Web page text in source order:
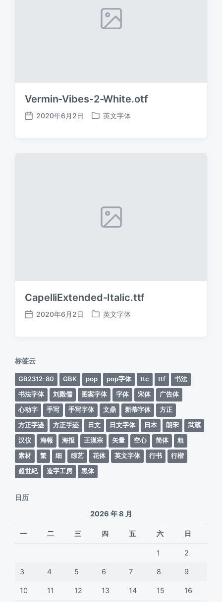
Vermin-Vibes-2-White.otf
发
2020年6月2日
发
英文字体
CapelliExtended-Italic.ttf
发
2020年6月2日
发
英文字体
标签云
GB2312-80 GBK pop pop字体 ttc ttf
书法
书法字体
刘殿儒 图案字体 字体 宋体
广告体
心动字
手写 手写字体 文鼎 新蒂字体
方正
方正字迹
方正手迹 日文 日文字体 日本 朗宋
武蔵
汉仪
海報 海报 王漢宗 矢量 空心 简体
粗
素材
繁 细 综艺 花体 英文字体 行书
行楷
超世紀
造字工房 黑体
日历
2026 年 8 月
一 二 三 四 五 六 日
1 2
3 4 5 6 7 8 9
10 11 12 13 14 15 16